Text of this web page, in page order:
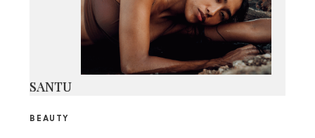
SANTU
BEAUTY